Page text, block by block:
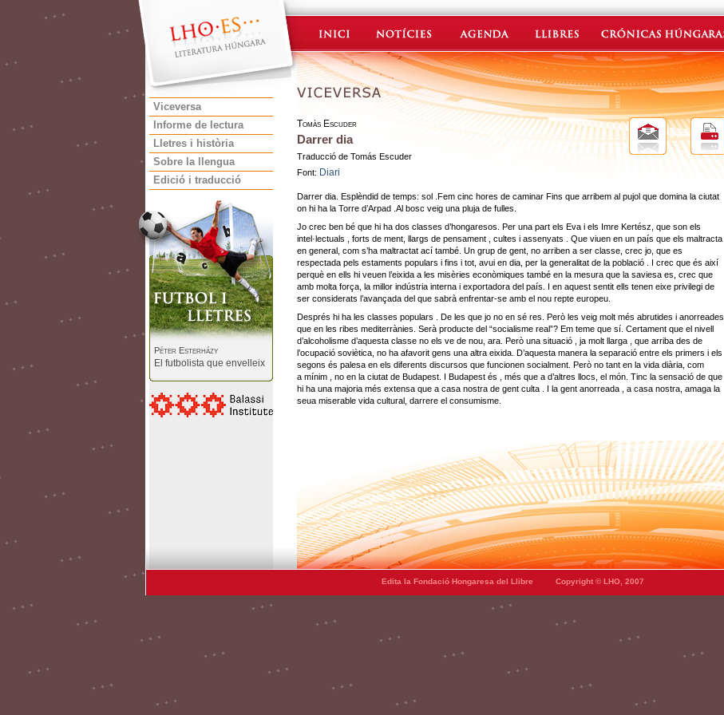
Viceversa
Informe de lectura
Lletres i història
Sobre la llengua
Edició i traducció
Péter Esterházy
El futbolista que envelleix
Tomàs Escuder
Darrer dia
Traducció de Tomás Escuder
Font: Diari
Darrer dia. Esplèndid de temps: sol .Fem cinc hores de caminar Fins que arribem al pujol que domina la ciutat
on hi ha la Torre d’Arpad .Al bosc veig una pluja de fulles.
Jo crec ben bé que hi ha dos classes d’hongaresos. Per una part els Eva i els Imre Kertész, que son els
intel·lectuals , forts de ment, llargs de pensament , cultes i assenyats . Que viuen en un país que els maltracta
en general, com s’ha maltractat ací també. Un grup de gent, no arriben a ser classe, crec jo, que es
respectada pels estaments populars i fins i tot, avui en dia, per la generalitat de la població . I crec que és així
perquè en ells hi veuen l’eixida a les misèries econòmiques també en la mesura que la saviesa es, crec que
amb molta força, la millor indústria interna i exportadora del país. I en aquest sentit ells tenen eixe privilegi de
ser considerats l’avançada del que sabrà enfrentar-se amb el nou repte europeu.
Després hi ha les classes populars . De les que jo no en sé res. Però les veig molt més abrutides i anorreades
que en les ribes mediterrànies. Serà producte del “socialisme real”? Em teme que sí. Certament que el nivell
d’alcoholisme d’aquesta classe no els ve de nou, ara. Però una situació , ja molt llarga , que arriba des de
l’ocupació soviètica, no ha afavorit gens una altra eixida. D’aquesta manera la separació entre els primers i els
segons és palesa en els diferents discursos que funcionen socialment. Però no tant en la vida diària, com
a mínim , no en la ciutat de Budapest. I Budapest és , més que a d’altres llocs, el món. Tinc la sensació de que
hi ha una majoria més extensa que a casa nostra de gent culta . I la gent anorreada , a casa nostra, amaga la
seua miserable vida cultural, darrere el consumisme.
Edita la Fondació Hongaresa del Llibre Copyright © LHO, 2007